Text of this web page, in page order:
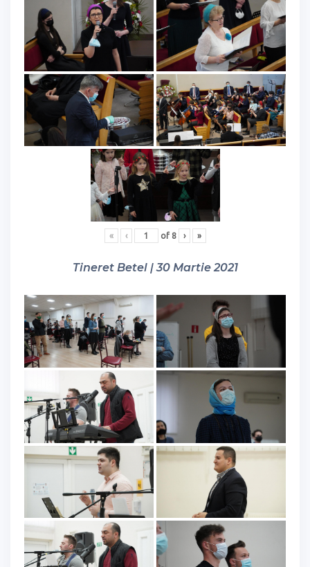
« ‹ of 8 › »
Tineret Betel | 30 Martie 2021